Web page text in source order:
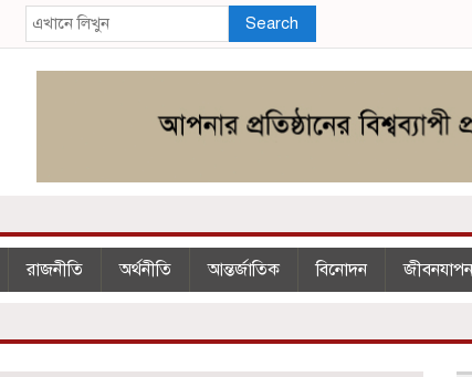
Search
রাজনীতি অর্থনীতি আন্তর্জাতিক বিনোদন